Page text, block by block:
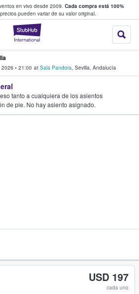
en vivo desde 2009. Cada compra está 100%
pueden variar de su valor original.
StubHub: donde
y venden boletos
2026 • 21:00 at Sala Pandora, Sevilla, Andalucía
tanto a cualquiera de los asientos
de pie. No hay asiento asignado.
USD 197
cada uno